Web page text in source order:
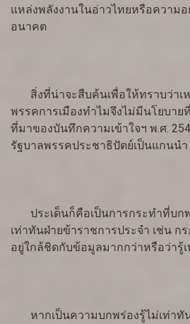
แหล่งพลังงานในอ่าวไทยหรือความ
อนาคต
สิ่งที่น่าจะสืบค้นเพื่อให้ทราบว่าเ
พรรคการเมืองทำไมจึงไม่มีนโยบาย
ที่มาของบันทึกความเข้าใจฯ พ.ศ.
รัฐบาลพรรคประชาธิปัตย์เป็นแกนนำ
ประเด็นก็คือเป็นการกระทำที่บกพ
เท่าทันฝ่ายข้าราชการประจำ เช่น ก
อยู่ใกล้ชิดกับข้อมูลมากกว่าหรือว่ารู้
หากเป็นความบกพร่องรู้ไม่เท่าทั